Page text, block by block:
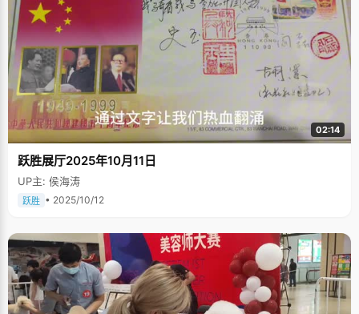
02:14
跃胜展厅2025年10月11日
UP主: 侯海涛
跃胜 • 2025/10/12